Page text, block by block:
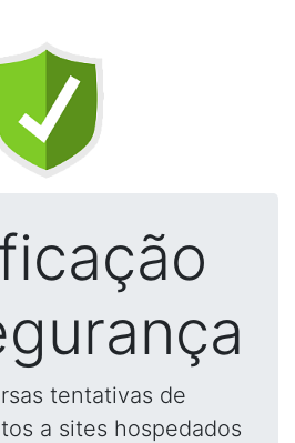
tentativas de
a sites hospedados